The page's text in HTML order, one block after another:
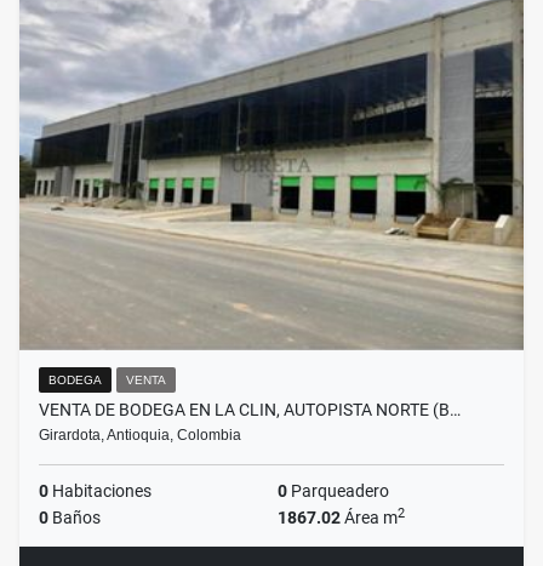
BODEGA VENTA
VENTA DE BODEGA EN LA CLIN, AUTOPISTA NORTE (B…
Girardota, Antioquia, Colombia
0 Habitaciones 0 Parqueadero
0 Baños 1867.02Área m2